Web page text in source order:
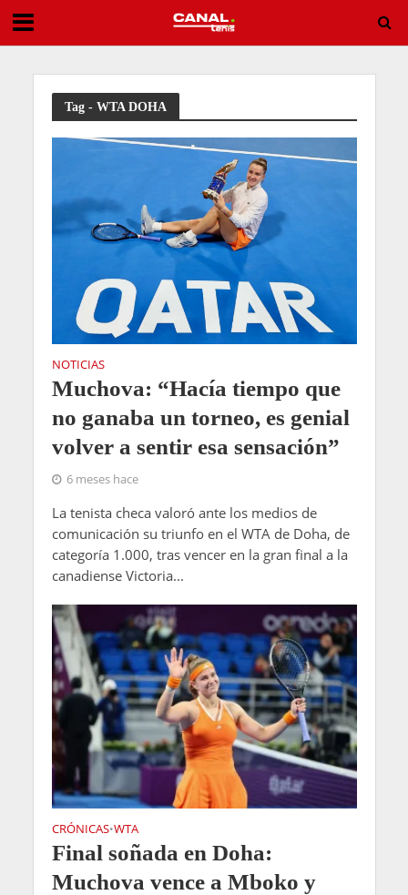
Alexandrova vuelve a ser la pesadilla de Sabalenka y la deja fuera de Toronto
Tag - WTA DOHA
NOTICIAS
Muchova: “Hacía tiempo que
no ganaba un torneo, es genial
volver a sentir esa sensación”
6 meses hace
La tenista checa valoró ante los medios de
comunicación su triunfo en el WTA de Doha, de
categoría 1.000, tras vencer en la gran final a la
canadiense Victoria...
CRÓNICAS•WTA
Final soñada en Doha:
Muchova vence a Mboko y